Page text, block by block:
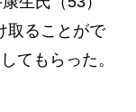
取ることがで
てもらった。